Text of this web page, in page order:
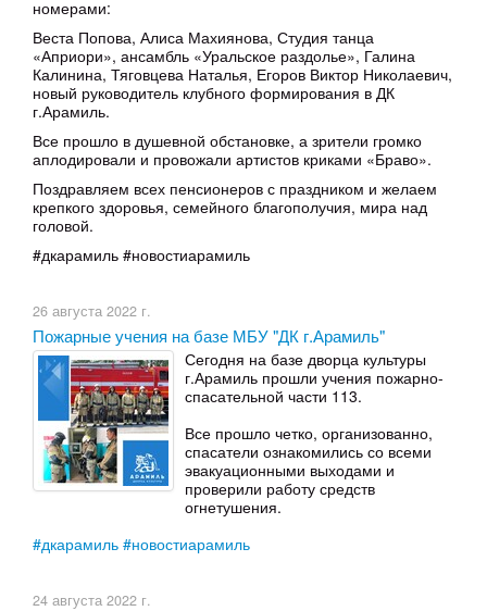
номерами:
Веста Попова, Алиса Махиянова, Студия танца
«Априори», ансамбль «Уральское раздолье», Галина
Калинина, Тяговцева Наталья, Егоров Виктор Николаевич,
новый руководитель клубного формирования в ДК
г.Арамиль.
Все прошло в душевной обстановке, а зрители громко
аплодировали и провожали артистов криками «Браво».
Поздравляем всех пенсионеров с праздником и желаем
крепкого здоровья, семейного благополучия, мира над
головой.
#дкарамиль #новостиарамиль
26 августа 2022 г.
Пожарные учения на базе МБУ "ДК г.Арамиль"
Сегодня на базе дворца культуры
г.Арамиль прошли учения пожарно-
спасательной части 113.
Все прошло четко, организованно,
спасатели ознакомились со всеми
эвакуационными выходами и
проверили работу средств
огнетушения.
#дкарамиль #новостиарамиль
24 августа 2022 г.